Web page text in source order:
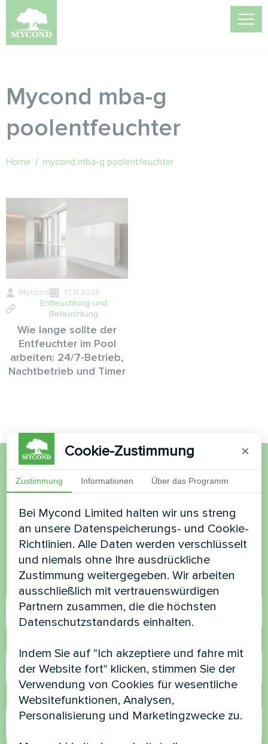
Mycond mba-g
poolentfeuchter
Home / mycond mba-g poolentfeuchter
Mycond
17.11.2025
Entfeuchtung und
Befeuchtung
Wie lange sollte der
Entfeuchter im Pool
arbeiten: 24/7-Betrieb,
Nachtbetrieb und Timer
Möchten Sie kaufen oder
haben Sie Fragen?
Kontaktieren Sie uns und wir werden Ihnen
helfen
Name
E-Mail
Cookie-Zustimmung ×
Zustimmung Informationen Über das Programm
Bei Mycond Limited halten wir uns streng
an unsere Datenspeicherungs- und Cookie-
Richtlinien. Alle Daten werden verschlüsselt
und niemals ohne Ihre ausdrückliche
Zustimmung weitergegeben. Wir arbeiten
ausschließlich mit vertrauenswürdigen
Partnern zusammen, die die höchsten
Datenschutzstandards einhalten.
Indem Sie auf "Ich akzeptiere und fahre mit
der Website fort" klicken, stimmen Sie der
Verwendung von Cookies für wesentliche
Websitefunktionen, Analysen,
Personalisierung und Marketingzwecke zu.